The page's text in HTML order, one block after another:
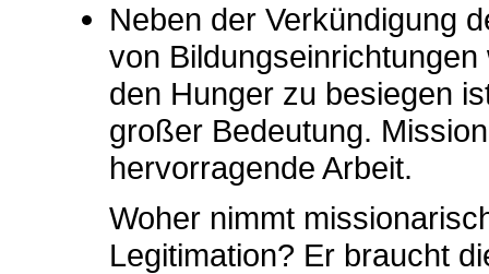
Neben der Verkündigung
von
den Hunger zu besiegen
großer Bedeutung.
hervorragende Arbeit.
Woher nimmt
Legitimation? Er braucht